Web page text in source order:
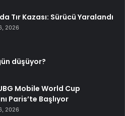
Tır Kazası: Sürücü Yaralandı
2026
düşüyor?
Mobile World Cup
Paris’te Başlıyor
2026